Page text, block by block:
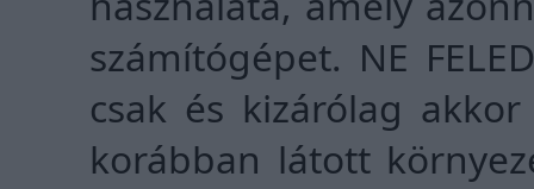
számítógépet. NE
csak és kizárólag
korábban látott